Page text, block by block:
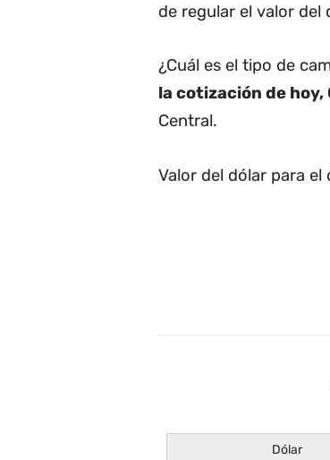
de regular el valor del
¿Cuál es el tipo de
la cotización de
Central.
Valor del dólar para el
Dólar